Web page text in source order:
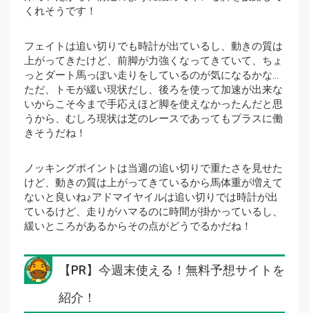
くれそうです！
フェイトは追い切りでも時計が出ているし、動きの質は
上がってきたけど、前脚が力強くなってきていて、ちょ
っとダート馬っぽい走りをしているのが気になるかな…
ただ、トモが緩い現状だし、後ろを使って加速が出来な
いからこそ今まで手応えほど脚を使えなかったんだと思
うから、むしろ現状は芝のレースであってもプラスに働
きそうだね！
ノッキングポイントは当週の追い切りで重たさを見せた
けど、動きの質は上がってきているから馬体重が増えて
ないと良いね♪アドマイヤイルは追い切りでは時計が出
ているけど、走りがハマるのに時間が掛かっているし、
緩いところがあるからその点がどうでるかだね！
【PR】今週末使える！無料予想サイトを
紹介！